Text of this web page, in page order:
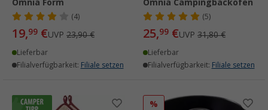
Omnia Form
(4)
19,99 €UVP 23,90 €
Lieferbar
Filialverfügbarkeit: Filiale setzen
Omnia Campingbackofen
(5)
25,99 €UVP 31,80 €
Lieferbar
Filialverfügbarkeit: Filiale setzen
%